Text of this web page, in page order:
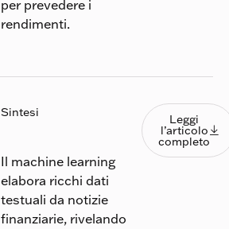
per prevedere i
rendimenti.
Sintesi
Il machine learning
elabora ricchi dati
testuali da notizie
finanziarie, rivelando
Leggi
Leggi
l’articolo
completo
